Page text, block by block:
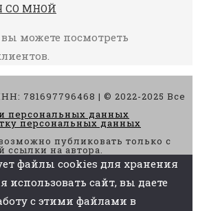
СО МНОЙ
вы можете посмотреть
781697796468 | © 2022-2025 Все
персональных данных
персональных данных
публиковать только с
ссылки на автора.
файлы cookies для хранения
сайт, вы даете
с этими файлами в